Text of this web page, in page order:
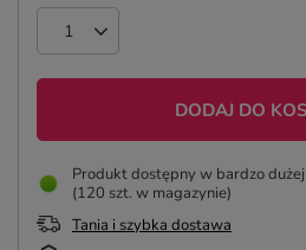
DODAJ DO
Produkt dostępny w bardzo
(120 szt. w magazynie)
Tania i szybka dostawa